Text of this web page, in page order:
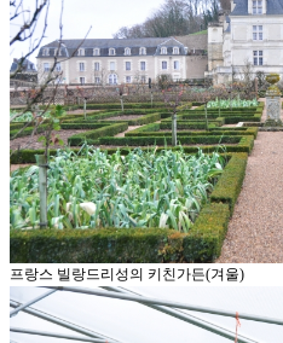
프랑스 빌랑드리성의 키친가든(겨울)